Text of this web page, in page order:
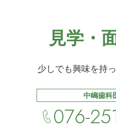
見学・
少しでも興味を持
中嶋歯科
076-